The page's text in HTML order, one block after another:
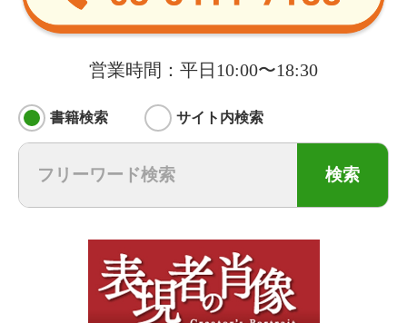
営業時間：平日10:00〜18:30
書籍検索 サイト内検索
検索